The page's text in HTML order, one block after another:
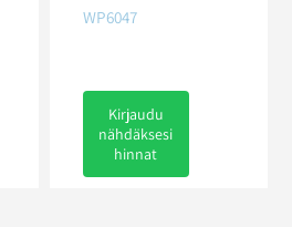
WP6047
Kirjaudu
nähdäksesi
hinnat